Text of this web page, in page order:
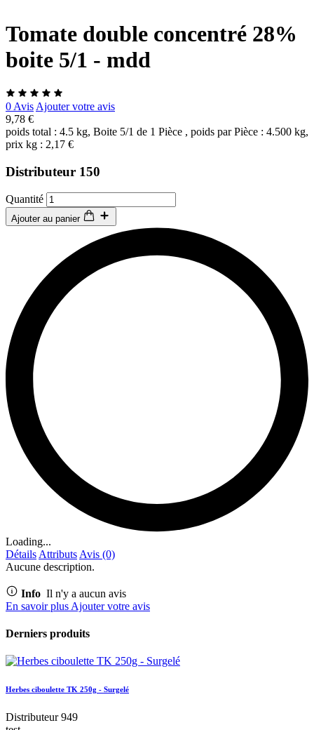
Tomate double concentré 28%
boite 5/1 - mdd
0 Avis Ajouter votre avis
9,78 €
poids total : 4.5 kg, Boite 5/1 de 1 Pièce , poids par Pièce : 4.500 kg,
prix kg : 2,17 €
Distributeur 150
Quantité
Ajouter au panier
Loading...
Détails Attributs Avis (0)
Aucune description.
Info Il n'y a aucun avis
En savoir plus Ajouter votre avis
Derniers produits
Herbes ciboulette TK 250g - Surgelé
Distributeur 949